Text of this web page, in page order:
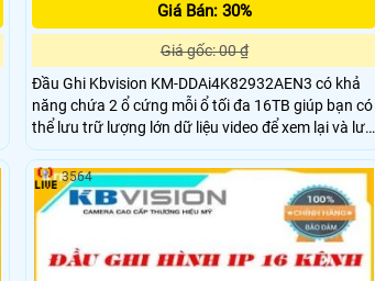
Giá Bán: 30%
Giá gốc: 00 ₫
Đầu Ghi Kbvision KM-DDAi4K82932AEN3 có khả
năng chứa 2 ổ cứng mỗi ổ tối đa 16TB giúp bạn có
thể lưu trữ lượng lớn dữ liệu video để xem lại và lưu
trữ trong thời gian dài. Tính năng này sử dụng trí
tuệ nhân tạo để nhận diện và ghi lại biển số xe
trong khung hình. NVR hỗ trợ lên đến 20
3564